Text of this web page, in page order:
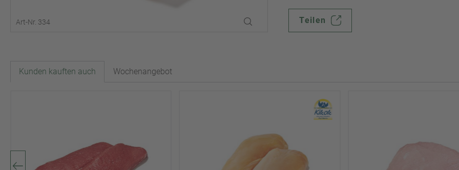
Art-Nr. 334 Teilen
Kunden kauften auch Wochenangebot